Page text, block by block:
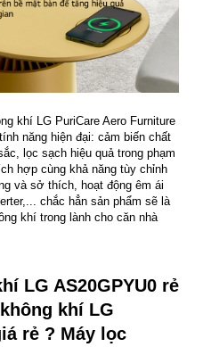
khí LG PuriCare Aero Furniture
năng hiện đại: cảm biến chất
lọc sạch hiệu quả trong phạm
hợp cùng khả năng tùy chỉnh
và sở thích, hoạt động êm ái
chắc hẳn sản phẩm sẽ là
khí trong lành cho căn nhà
LG AS20GPYU0 rẻ
khí LG
rẻ ? Máy lọc